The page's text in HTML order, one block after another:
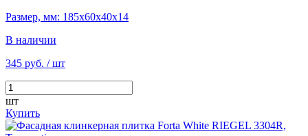
Размер, мм: 185х60х40х14
В наличии
345 руб. / шт
шт
Купить